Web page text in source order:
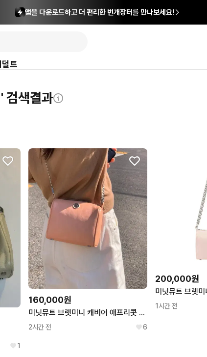
앱을 다운로드하고 더 편리한 번개장터를 만나보세요!
덜트
검색결과
1
160,000원
미닛뮤트 브렛미니 캐비어 애프리콧 체인 숄더백 크로스백 코랄
2시간 전 6
200,000원
미닛뮤트 브렛
1시간 전